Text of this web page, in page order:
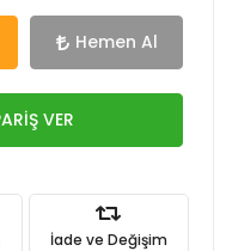
Hemen Al
VER
İade ve Değişim